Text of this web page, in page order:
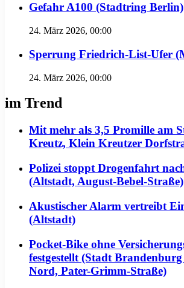
Gefahr A100 (Stadtring Berlin)
24. März 2026, 00:00
Sperrung Friedrich-List-Ufer
24. März 2026, 00:00
im Trend
Mit mehr als 3,5 Promille am
Kreutz, Klein Kreutzer
Polizei stoppt Drogenfahrt
(Altstadt, August-Bebel-Straße)
Akustischer Alarm vertreibt
(Altstadt)
Pocket-Bike ohne
festgestellt (Stadt
Nord, Pater-Grimm-Straße)